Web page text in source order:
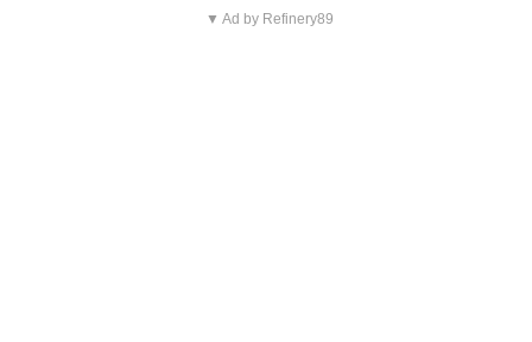
▼ Ad by Refinery89